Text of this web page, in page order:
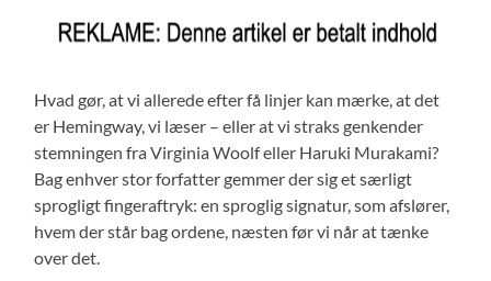
Hvad gør, at vi allerede efter få linjer kan mærke, at det
er Hemingway, vi læser – eller at vi straks genkender
stemningen fra Virginia Woolf eller Haruki Murakami?
Bag enhver stor forfatter gemmer der sig et særligt
sprogligt fingeraftryk: en sproglig signatur, som afslører,
hvem der står bag ordene, næsten før vi når at tænke
over det.